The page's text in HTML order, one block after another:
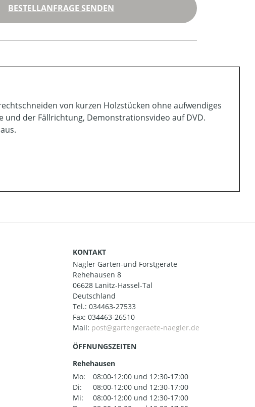
BESTELLANFRAGE SENDEN
von kurzen Holzstücken ohne aufwendiges
und der Fällrichtung, Demonstrationsvideo auf DVD.
KONTAKT
Nägler Garten-und Forstgeräte
Rehehausen 8
06628 Lanitz-Hassel-Tal
Deutschland
Tel.: 034463-27533
Fax: 034463-26510
Mail:
ÖFFNUNGSZEITEN
Rehehausen
Mo:
08:00-12:00 und 12:30-17:00
Di:
08:00-12:00 und 12:30-17:00
Mi:
08:00-12:00 und 12:30-17:00